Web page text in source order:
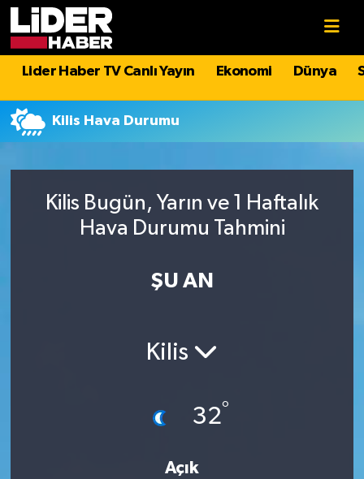
Lider Haber TV Canlı Yayın Ekonomi Dünya
Kilis Hava Durumu
Kilis Bugün, Yarın ve 1 Haftalık
Hava Durumu Tahmini
ŞU AN
Kilis
32°
Açık
Politika
Asayiş
Magazin
Lider Haber TV Canlı Yayın izle
Hava Durumu
İstanbul Namaz Vakitleri
Süper Lig Puan Durumu ve Fikstür